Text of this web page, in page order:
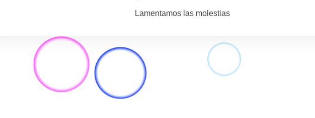
Lamentamos las molestias